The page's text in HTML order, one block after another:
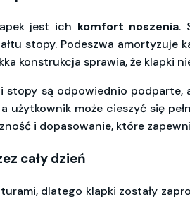
jest ich komfort noszenia.
stopy. Podeszwa
konstrukcja sprawia, że
stopy są odpowiednio
użytkownik może cieszyć się
i dopasowanie, które
cały dzień
dlatego klapki zostały